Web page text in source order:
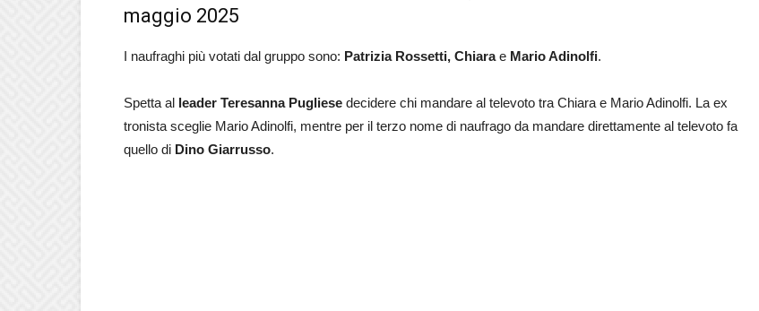
maggio 2025
I naufraghi più votati dal gruppo sono: Patrizia Rossetti, Chiarae Mario Adinolfi.
Spetta al leader Teresanna Pugliese decidere chi mandare al televoto tra Chiara e Mario Adinolfi. La ex
tronista sceglie Mario Adinolfi, mentre per il terzo nome di naufrago da mandare direttamente al televoto fa
quello di Dino Giarrusso.